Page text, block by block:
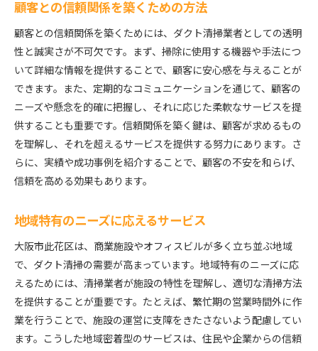
顧客との信頼関係を築くための方法
顧客との信頼関係を築くためには、ダクト清掃業者としての透明
性と誠実さが不可欠です。まず、掃除に使用する機器や手法につ
いて詳細な情報を提供することで、顧客に安心感を与えることが
できます。また、定期的なコミュニケーションを通じて、顧客の
ニーズや懸念を的確に把握し、それに応じた柔軟なサービスを提
供することも重要です。信頼関係を築く鍵は、顧客が求めるもの
を理解し、それを超えるサービスを提供する努力にあります。さ
らに、実績や成功事例を紹介することで、顧客の不安を和らげ、
信頼を高める効果もあります。
地域特有のニーズに応えるサービス
大阪市此花区は、商業施設やオフィスビルが多く立ち並ぶ地域
で、ダクト清掃の需要が高まっています。地域特有のニーズに応
えるためには、清掃業者が施設の特性を理解し、適切な清掃方法
を提供することが重要です。たとえば、繁忙期の営業時間外に作
業を行うことで、施設の運営に支障をきたさないよう配慮してい
ます。こうした地域密着型のサービスは、住民や企業からの信頼